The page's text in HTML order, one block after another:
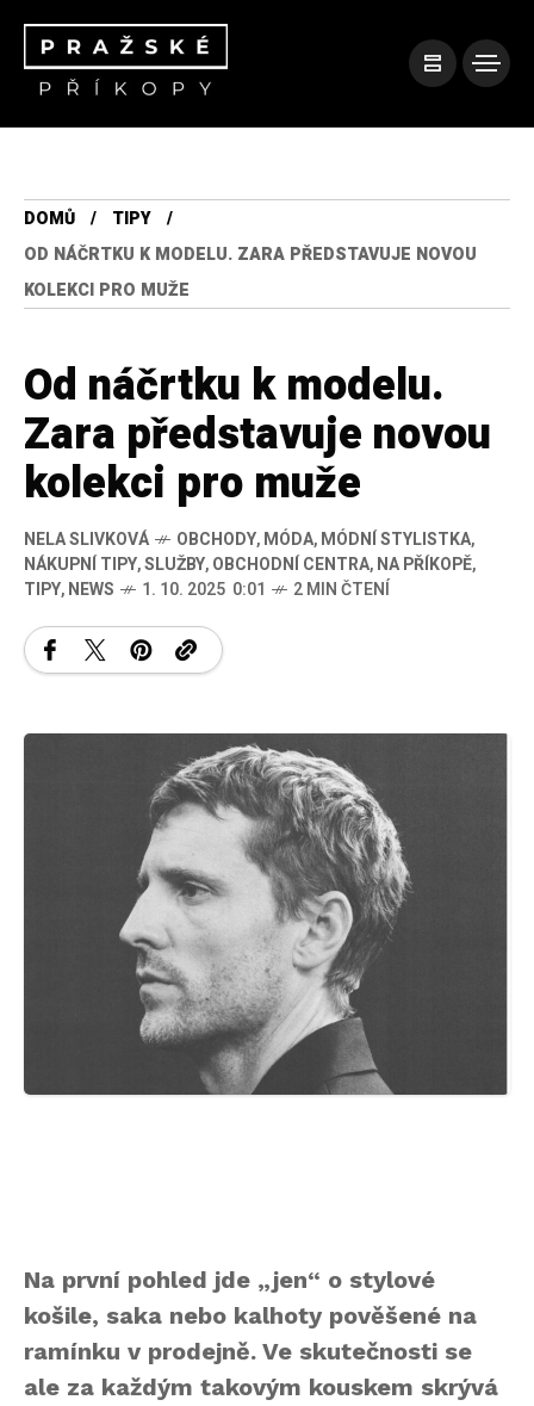
DOMŮ
TIPY
OD NÁČRTKU K MODELU. ZARA PŘEDSTAVUJE NOVOU
KOLEKCI PRO MUŽE
Od náčrtku k modelu.
Zara představuje novou
kolekci pro muže
NELA SLIVKOVÁ OBCHODY,MÓDA,MÓDNÍ STYLISTKA,
NÁKUPNÍ TIPY,SLUŽBY,OBCHODNÍ CENTRA,NA PŘÍKOPĚ,
TIPY,NEWS 1. 10. 2025 0:01 2 MIN ČTENÍ
Na první pohled jde „jen“ o stylové
košile, saka nebo kalhoty pověšené na
ramínku v prodejně. Ve skutečnosti se
ale za každým takovým kouskem skrývá